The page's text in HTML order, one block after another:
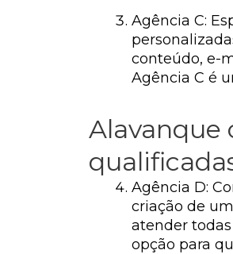
Agência C:
conteúdo, e-
Agência C é
Alavanque
Agência D:
criação de
atender
opção para